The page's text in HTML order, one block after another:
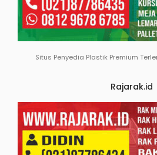
Situs Penyedia Plastik Premium
Rajarak.id